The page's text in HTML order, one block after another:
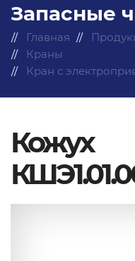
Запасные
Главная
Краны
Кран с
Кожух